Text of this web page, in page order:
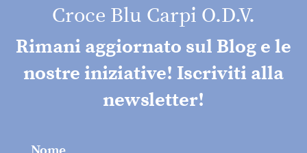
Croce Blu Carpi O.D.V.
Rimani aggiornato sul Blog e le
nostre iniziative! Iscriviti alla
newsletter!